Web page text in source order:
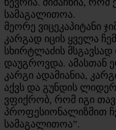
სამაგალითოა.
​მეორე ვიცეკაპიტანი
კარგად იცის ყველა
სხირტლაძის
დაუგროვდა. ამასთან
კარგი ადამიანია,
აქვს და გუნდის
ვფიქრობ, რომ იგი
პროფესიონალიზმით
სამაგალითოა”.